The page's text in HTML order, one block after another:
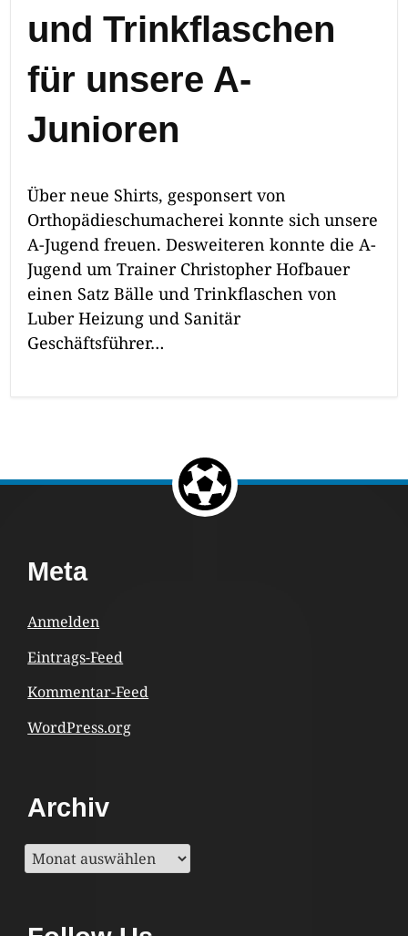
und Trinkflaschen
für unsere A-
Junioren
Über neue Shirts, gesponsert von
Orthopädieschumacherei konnte sich unsere
A-Jugend freuen. Desweiteren konnte die A-
Jugend um Trainer Christopher Hofbauer
einen Satz Bälle und Trinkflaschen von
Luber Heizung und Sanitär
Geschäftsführer…
Return to the top of the page.
Content
Meta
Anmelden
Eintrags-Feed
Kommentar-Feed
WordPress.org
Archiv
Archiv